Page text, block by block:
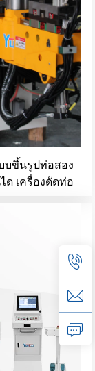
บขึ้นรูปท่อสอง
ด เครื่องดัดท่อ